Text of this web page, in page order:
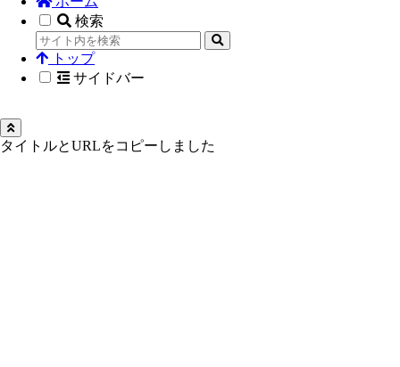
検索
トップ
サイドバー
タイトルとURLをコピーしました